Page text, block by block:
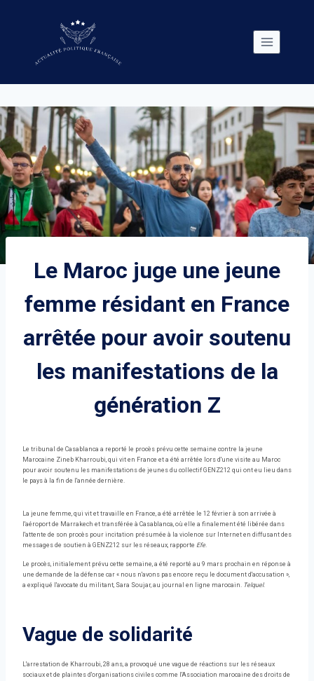
Le Maroc juge une jeune
femme résidant en France
arrêtée pour avoir soutenu
les manifestations de la
génération Z
Le tribunal de Casablanca a reporté le procès prévu cette semaine contre la jeune
Marocaine Zineb Kharroubi, qui vit en France et a été arrêtée lors d'une visite au Maroc
pour avoir soutenu les manifestations de jeunes du collectif GENZ212 qui ont eu lieu dans
le pays à la fin de l'année dernière.
La jeune femme, qui vit et travaille en France, a été arrêtée le 12 février à son arrivée à
l'aéroport de Marrakech et transférée à Casablanca, où elle a finalement été libérée dans
l'attente de son procès pour incitation présumée à la violence sur Internet en diffusant des
messages de soutien à GENZ212 sur les réseaux, rapporte Efe.
Le procès, initialement prévu cette semaine, a été reporté au 9 mars prochain en réponse à
une demande de la défense car « nous n'avons pas encore reçu le document d'accusation »,
a expliqué l'avocate du militant, Sara Soujar, au journal en ligne marocain. Telquel.
Vague de solidarité
L'arrestation de Kharroubi, 28 ans, a provoqué une vague de réactions sur les réseaux
sociaux et de plaintes d'organisations civiles comme l'Association marocaine des droits de